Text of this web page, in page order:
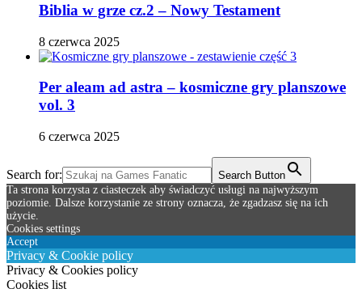
Biblia w grze cz.2 – Nowy Testament
8 czerwca 2025
Per aleam ad astra – kosmiczne gry planszowe
vol. 3
6 czerwca 2025
Search for:
Search Button
Ta strona korzysta z ciasteczek aby świadczyć usługi na najwyższym
poziomie. Dalsze korzystanie ze strony oznacza, że zgadzasz się na ich
użycie.
Cookies settings
Accept
Privacy & Cookie policy
Privacy & Cookies policy
Cookies list